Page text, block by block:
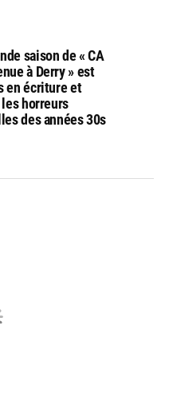
saison de « CA
à Derry » est
en écriture et
horreurs
des années 30s